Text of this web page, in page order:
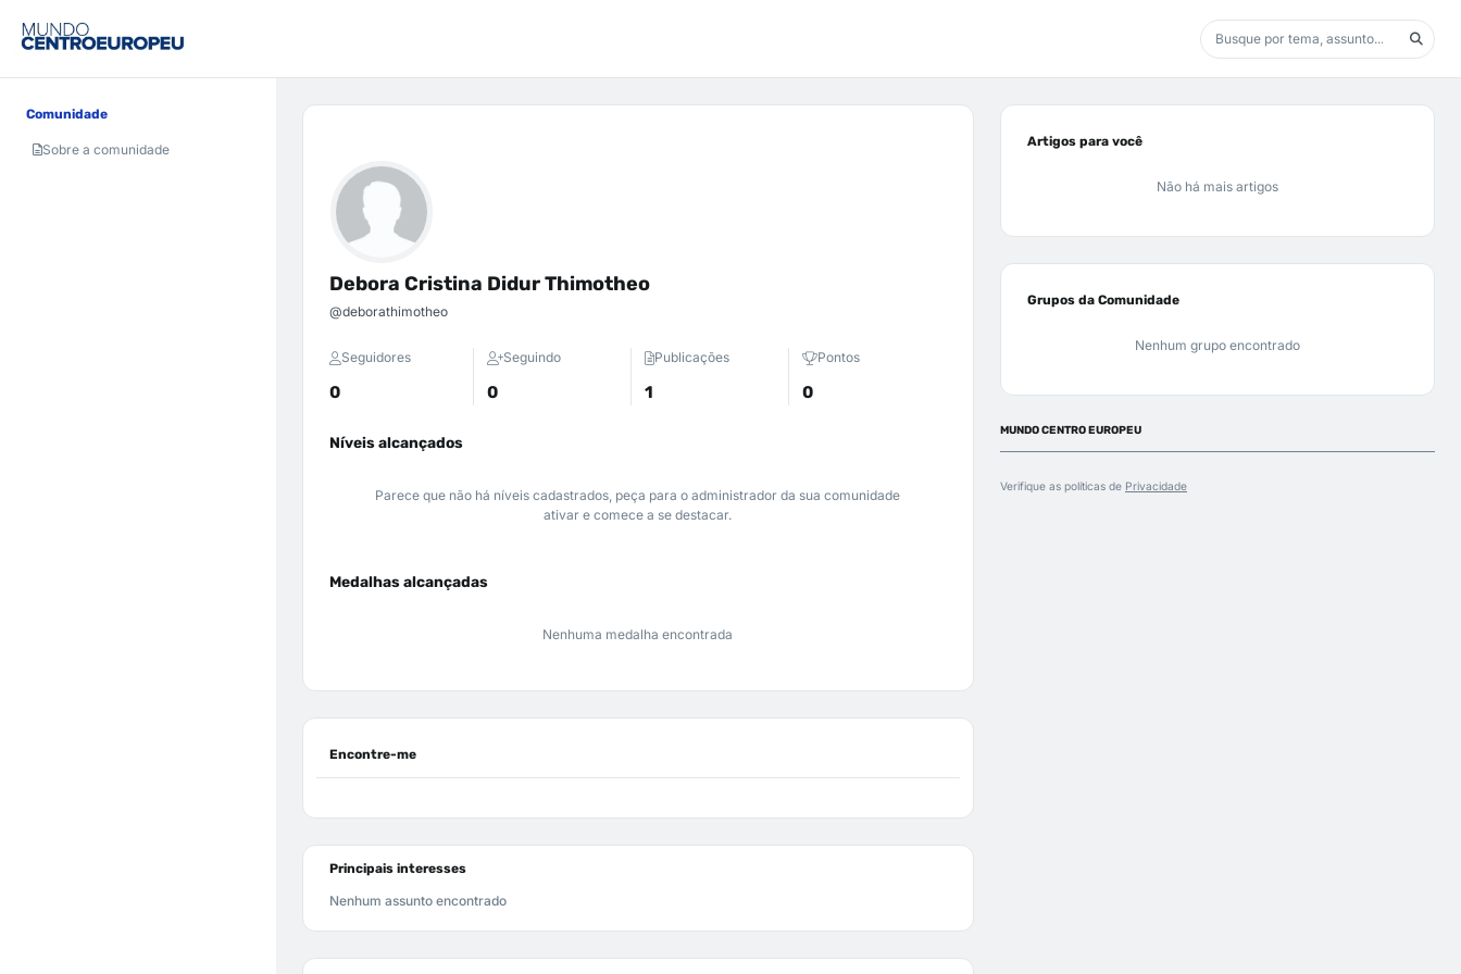
Comunidade
Sobre a comunidade
Debora Cristina Didur Thimotheo
@deborathimotheo
Seguidores
0
Seguindo
0
Publicações
1
Pontos
0
Níveis alcançados
Parece que não há níveis cadastrados, peça para o administrador da sua comunidade
ativar e comece a se destacar.
Medalhas alcançadas
Nenhuma medalha encontrada
Encontre-me
Principais interesses
Nenhum assunto encontrado
Artigos para você
Não há mais artigos
Grupos da Comunidade
Nenhum grupo encontrado
MUNDO CENTRO EUROPEU
Verifique as políticas de Privacidade